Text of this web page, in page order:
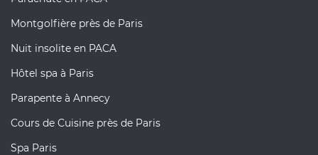
Montgolfière près de Paris
Nuit insolite en PACA
Hôtel spa à Paris
Parapente à Annecy
Cours de Cuisine près de Paris
Spa Paris